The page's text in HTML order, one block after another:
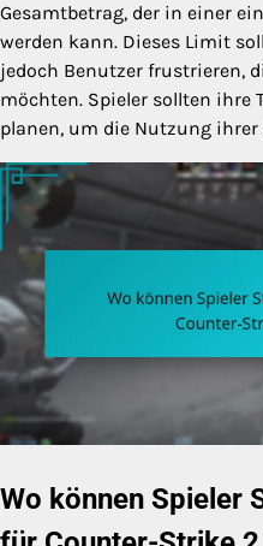
Gesamtbetrag, der in einer
werden kann. Dieses Limit
jedoch Benutzer frustrieren,
möchten. Spieler sollten ihre
planen, um die Nutzung
Wo können Spieler